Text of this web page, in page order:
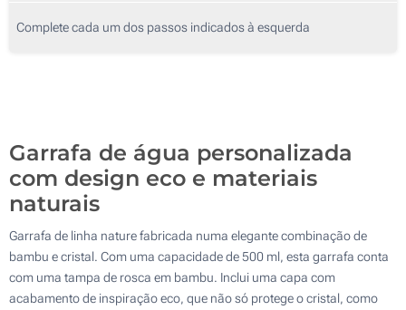
175
Complete cada um dos passos indicados à esquerda
Garrafa de água personalizada
com design eco e materiais
naturais
Garrafa de linha nature fabricada numa elegante combinação de
bambu e cristal. Com uma capacidade de 500 ml, esta garrafa conta
com uma tampa de rosca em bambu. Inclui uma capa com
acabamento de inspiração eco, que não só protege o cristal, como